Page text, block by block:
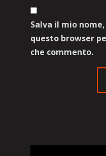
Salva il mio
questo browser
che commento.